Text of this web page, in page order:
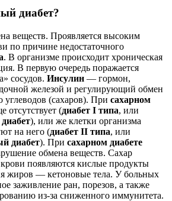
диабет?
веществ. Проявляется высоким
по причине недостаточного
. В организме происходит хроническая
В первую очередь поражается
сосудов. Инсулин — гормон,
железой и регулирующий обмен
углеводов (сахаров). При сахарном
отсутствует (диабет I типа, или
), или же клетки организма
на него (диабет II типа, или
диабет). При сахарном диабете
обмена веществ. Сахар
появляются кислые продукты
жиров — кетоновые тела. У больных
заживление ран, порезов, а также
из-за сниженного иммунитета.